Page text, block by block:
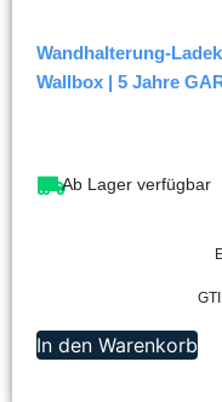
Wandhalterung-
Wallbox | 5 Jahre
Ab Lager verfügbar
In den Warenkorb